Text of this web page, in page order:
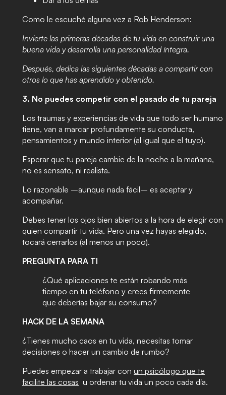
Como le escuché alguna vez a Rob Henderson:
Invierte las primeras décadas de tu vida en construir una
buena vida y desarrolla una personalidad íntegra.
Después, dedica las siguientes décadas a compartir con
otros lo que has aprendido y obtenido.
3. No puedes competir con el pasado de tu pareja
Los traumas y experiencias de vida que todo ser humano
tiene, van a marcar profundamente su conducta,
pensamientos y mundo interior (al igual que el tuyo).
Esperar que tu pareja cambie de la noche a la mañana,
no es sensato, ni realista.
Lo razonable –aunque nada fácil– es aceptar y
acompañar.
Debes tener los ojos bien abiertos a la hora de elegir con
quien compartir tu vida. Pero una vez hayas elegido,
tocará cerrarlos (al menos un poco).
PREGUNTA PARA TI
¿Qué aplicaciones te están robando más
tiempo en tu teléfono y crees firmemente
que deberías bajar su consumo?
HACK DE LA SEMANA
¿Tienes mucho caos en tu vida, necesitas tomar
decisiones o hacer un cambio de rumbo?
Puedes empezar a trabajar con un psicólogo que te
facilite las cosas u ordenar tu vida un poco cada día.